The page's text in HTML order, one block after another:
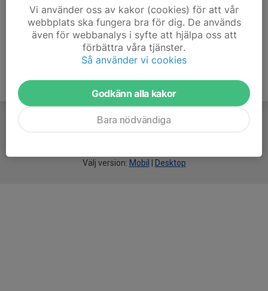
Välj version: Mobil Desktop
Vi använder oss av kakor (cookies) för att vår
webbplats ska fungera bra för dig. De används
även för webbanalys i syfte att hjälpa oss att
förbättra våra tjänster.
Så använder vi cookies
Godkänn alla kakor
Bara nödvändiga